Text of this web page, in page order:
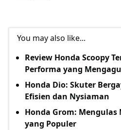
You may also like...
Review Honda Scoopy
Performa yang
Honda Dio: Skuter
Efisien dan Nysiaman
Honda Grom:
yang Populer